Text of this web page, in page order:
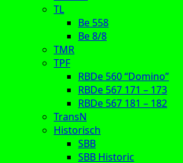
TL
Be 558
Be 8/8
TMR
TPF
RBDe 560 “Domino”
RBDe 567 171 – 173
RBDe 567 181 – 182
TransN
Historisch
SBB
SBB Historic